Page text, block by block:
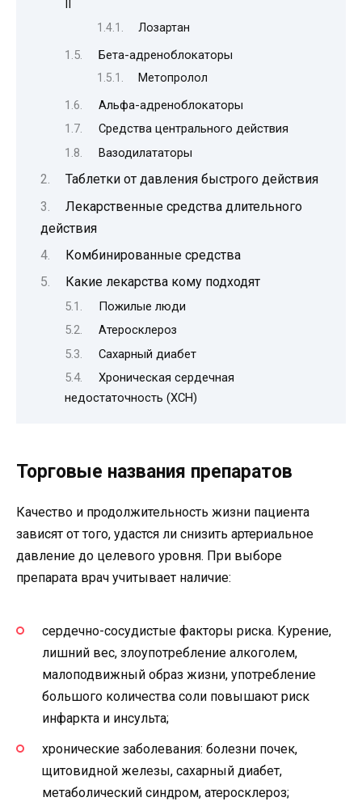
Лозартан
Бета-адреноблокаторы
Метопролол
Альфа-адреноблокаторы
Средства центрального действия
Вазодилататоры
Таблетки от давления быстрого действия
Лекарственные средства длительного
действия
Комбинированные средства
Какие лекарства кому подходят
Пожилые люди
Атеросклероз
Сахарный диабет
Хроническая сердечная
недостаточность (ХСН)
Торговые названия препаратов
Качество и продолжительность жизни пациента
зависят от того, удастся ли снизить артериальное
давление до целевого уровня. При выборе
препарата врач учитывает наличие:
сердечно-сосудистые факторы риска. Курение,
лишний вес, злоупотребление алкоголем,
малоподвижный образ жизни, употребление
большого количества соли повышают риск
инфаркта и инсульта;
хронические заболевания: болезни почек,
щитовидной железы, сахарный диабет,
метаболический синдром, атеросклероз;